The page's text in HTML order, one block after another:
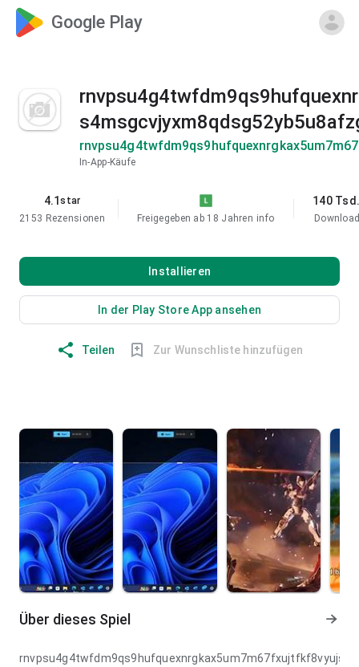
Google Play
In-App-Käufe
4.1star
2153 Rezensionen
Freigegeben ab 18 Jahren info
140
Installieren
In der Play Store App ansehen
Teilen Zur Wunschliste hinzufügen
Über dieses Spiel